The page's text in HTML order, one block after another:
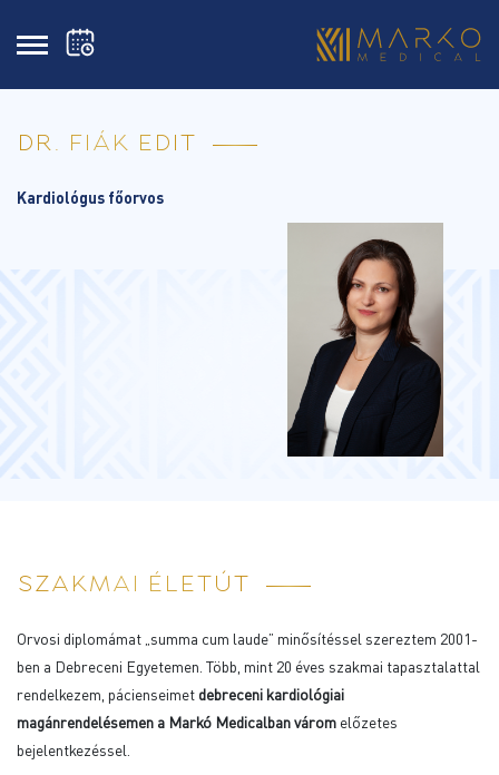
DR. FIÁK EDIT
Kardiológus főorvos
SZAKMAI ÉLETÚT
Orvosi diplomámat „summa cum laude” minősítéssel szereztem 2001-
ben a Debreceni Egyetemen. Több, mint 20 éves szakmai tapasztalattal
rendelkezem, pácienseimet debreceni kardiológiai
magánrendelésemen a Markó Medicalban várom előzetes
bejelentkezéssel.